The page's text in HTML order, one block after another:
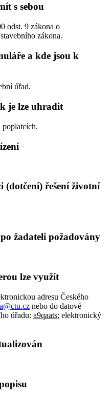
s sebou
odst. 9 zákona o
zákona.
a kde jsou k
úřad.
je lze uhradit
poplatcích.
(dotčení) řešení životní
žadateli požadovány
lze využít
adresu Českého
nebo do datové
úřadu: a9qaats; elektronický